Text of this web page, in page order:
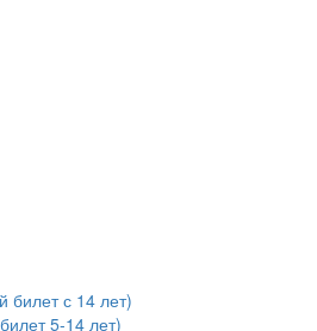
билет с 14 лет)
5-14 лет)